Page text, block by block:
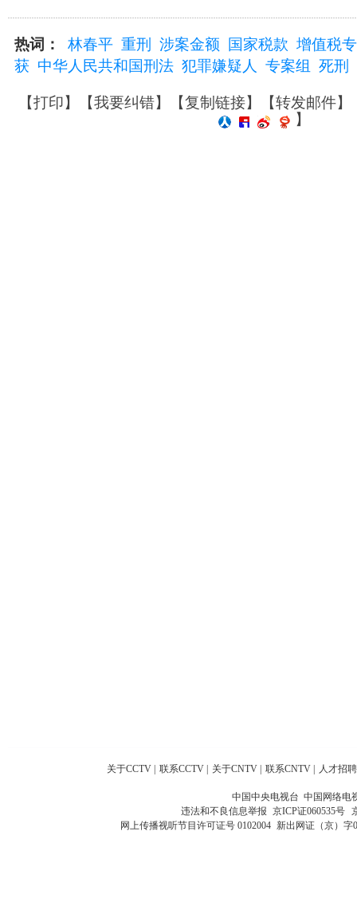
热词： 林春平 重刑 涉案金额 国家税款 增值税
获 中华人民共和国刑法 犯罪嫌疑人 专案组 死刑
【打印】【我要纠错】【复制链接】【转发邮件】
】
关于CCTV 联系CCTV 关于CNTV 联系CNTV 人才招聘
中国中央电视台 中国网络电
违法和不良信息举报 京ICP证060535号
网上传播视听节目许可证号 0102004 新出网证（京）